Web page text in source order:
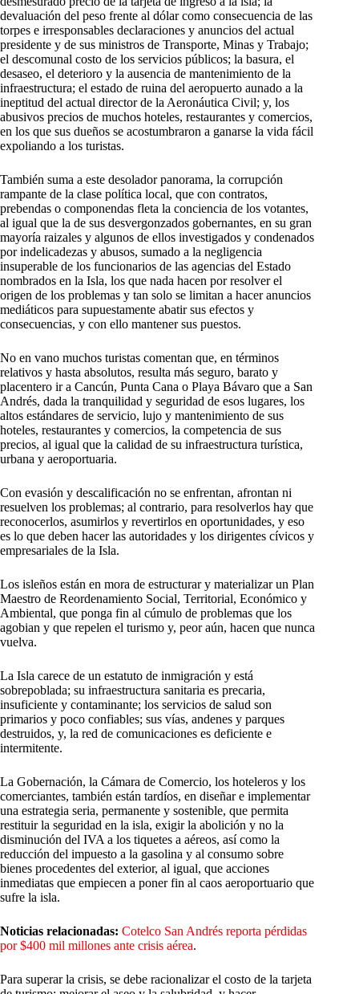
devaluación del peso frente al dólar como consecuencia de las
torpes e irresponsables declaraciones y anuncios del actual
presidente y de sus ministros de Transporte, Minas y Trabajo;
el descomunal costo de los servicios públicos; la basura, el
desaseo, el deterioro y la ausencia de mantenimiento de la
infraestructura; el estado de ruina del aeropuerto aunado a la
ineptitud del actual director de la Aeronáutica Civil; y, los
abusivos precios de muchos hoteles, restaurantes y comercios,
en los que sus dueños se acostumbraron a ganarse la vida fácil
expoliando a los turistas.
También suma a este desolador panorama, la corrupción
rampante de la clase política local, que con contratos,
prebendas o componendas fleta la conciencia de los votantes,
al igual que la de sus desvergonzados gobernantes, en su gran
mayoría raizales y algunos de ellos investigados y condenados
por indelicadezas y abusos, sumado a la negligencia
insuperable de los funcionarios de las agencias del Estado
nombrados en la Isla, los que nada hacen por resolver el
origen de los problemas y tan solo se limitan a hacer anuncios
mediáticos para supuestamente abatir sus efectos y
consecuencias, y con ello mantener sus puestos.
No en vano muchos turistas comentan que, en términos
relativos y hasta absolutos, resulta más seguro, barato y
placentero ir a Cancún, Punta Cana o Playa Bávaro que a San
Andrés, dada la tranquilidad y seguridad de esos lugares, los
altos estándares de servicio, lujo y mantenimiento de sus
hoteles, restaurantes y comercios, la competencia de sus
precios, al igual que la calidad de su infraestructura turística,
urbana y aeroportuaria.
Con evasión y descalificación no se enfrentan, afrontan ni
resuelven los problemas; al contrario, para resolverlos hay que
reconocerlos, asumirlos y revertirlos en oportunidades, y eso
es lo que deben hacer las autoridades y los dirigentes cívicos y
empresariales de la Isla.
Los isleños están en mora de estructurar y materializar un Plan
Maestro de Reordenamiento Social, Territorial, Económico y
Ambiental, que ponga fin al cúmulo de problemas que los
agobian y que repelen el turismo y, peor aún, hacen que nunca
vuelva.
La Isla carece de un estatuto de inmigración y está
sobrepoblada; su infraestructura sanitaria es precaria,
insuficiente y contaminante; los servicios de salud son
primarios y poco confiables; sus vías, andenes y parques
destruidos, y, la red de comunicaciones es deficiente e
intermitente.
La Gobernación, la Cámara de Comercio, los hoteleros y los
comerciantes, también están tardíos, en diseñar e implementar
una estrategia seria, permanente y sostenible, que permita
restituir la seguridad en la isla, exigir la abolición y no la
disminución del IVA a los tiquetes a aéreos, así como la
reducción del impuesto a la gasolina y al consumo sobre
bienes procedentes del exterior, al igual, que acciones
inmediatas que empiecen a poner fin al caos aeroportuario que
sufre la isla.
Noticias relacionadas: Cotelco San Andrés reporta pérdidas
por $400 mil millones ante crisis aérea.
Para superar la crisis, se debe racionalizar el costo de la tarjeta